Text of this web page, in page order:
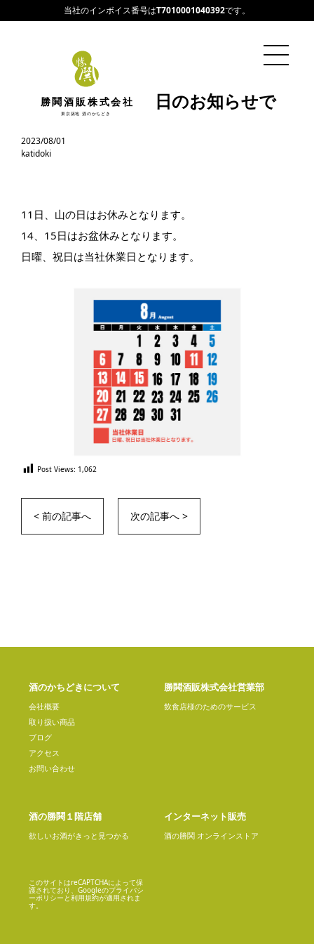
当社のインボイス番号はT7010001040392です。
勝鬨酒販株式会社
東京築地 酒のかちどき
2023年8月の休業日のお知らせで
2023/08/01
katidoki
11日、山の日はお休みとなります。
14、15日はお盆休みとなります。
日曜、祝日は当社休業日となります。
Post Views: 1,062
< 前の記事へ 次の記事へ >
酒のかちどきについて
会社概要
取り扱い商品
ブログ
アクセス
お問い合わせ
勝鬨酒販株式会社営業部
飲食店様のためのサービス
酒の勝鬨１階店舗
欲しいお酒がきっと見つかる
インターネット販売
酒の勝鬨 オンラインストア
このサイトはreCAPTCHAによって保
護されており、Googleのプライバシ
ーポリシー と利用規約が適用されま
す。